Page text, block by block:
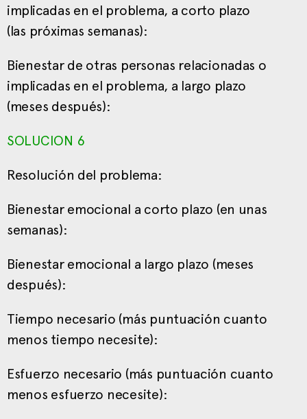
implicadas en el problema, a corto plazo
(las próximas semanas):
Bienestar de otras personas relacionadas o
implicadas en el problema, a largo plazo
(meses después):
SOLUCION 6
Resolución del problema:
Bienestar emocional a corto plazo (en unas
semanas):
Bienestar emocional a largo plazo (meses
después):
Tiempo necesario (más puntuación cuanto
menos tiempo necesite):
Esfuerzo necesario (más puntuación cuanto
menos esfuerzo necesite):